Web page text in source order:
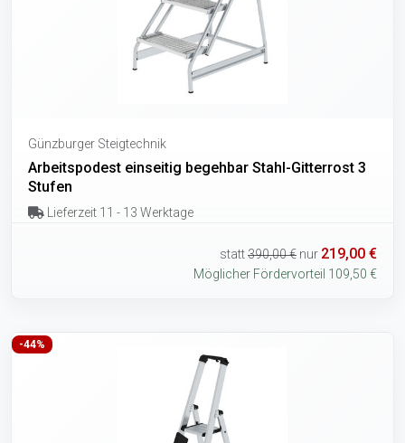
Günzburger Steigtechnik
Arbeitspodest einseitig begehbar Stahl-Gitterrost 3
Stufen
Lieferzeit 11 - 13 Werktage
statt390,00 € nur 219,00 €
Möglicher Fördervorteil 109,50 €
-44%